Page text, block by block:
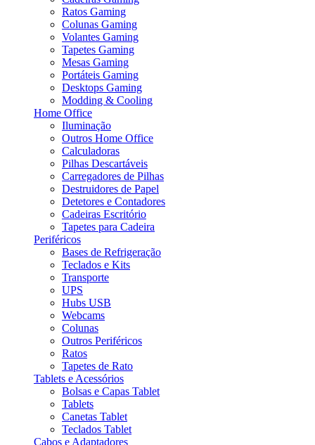
Ratos Gaming
Colunas Gaming
Volantes Gaming
Tapetes Gaming
Mesas Gaming
Portáteis Gaming
Desktops Gaming
Modding & Cooling
Home Office
Iluminação
Outros Home Office
Calculadoras
Pilhas Descartáveis
Carregadores de Pilhas
Destruidores de Papel
Detetores e Contadores
Cadeiras Escritório
Tapetes para Cadeira
Periféricos
Bases de Refrigeração
Teclados e Kits
Transporte
UPS
Hubs USB
Webcams
Colunas
Outros Periféricos
Ratos
Tapetes de Rato
Tablets e Acessórios
Bolsas e Capas Tablet
Tablets
Canetas Tablet
Teclados Tablet
Cabos e Adaptadores